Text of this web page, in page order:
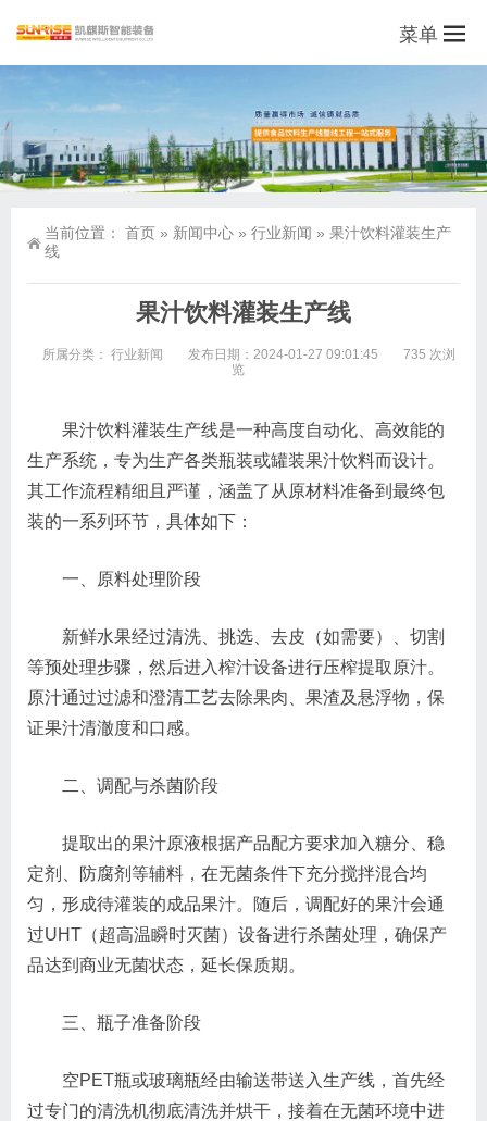
菜单
当前位置： 首页 » 新闻中心 » 行业新闻 » 果汁饮料灌装生产
线
果汁饮料灌装生产线
所属分类： 行业新闻 发布日期：2024-01-27 09:01:45
735 次浏
览
果汁饮料灌装生产线是一种高度自动化、高效能的
生产系统，专为生产各类瓶装或罐装果汁饮料而设计。
其工作流程精细且严谨，涵盖了从原材料准备到最终包
装的一系列环节，具体如下：
一、原料处理阶段
新鲜水果经过清洗、挑选、去皮（如需要）、切割
等预处理步骤，然后进入榨汁设备进行压榨提取原汁。
原汁通过过滤和澄清工艺去除果肉、果渣及悬浮物，保
证果汁清澈度和口感。
二、调配与杀菌阶段
提取出的果汁原液根据产品配方要求加入糖分、稳
定剂、防腐剂等辅料，在无菌条件下充分搅拌混合均
匀，形成待灌装的成品果汁。随后，调配好的果汁会通
过UHT（超高温瞬时灭菌）设备进行杀菌处理，确保产
品达到商业无菌状态，延长保质期。
三、瓶子准备阶段
空PET瓶或玻璃瓶经由输送带送入生产线，首先经
过专门的清洗机彻底清洗并烘干，接着在无菌环境中进